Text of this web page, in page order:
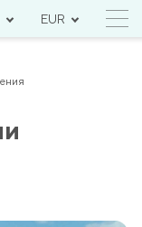
EUR